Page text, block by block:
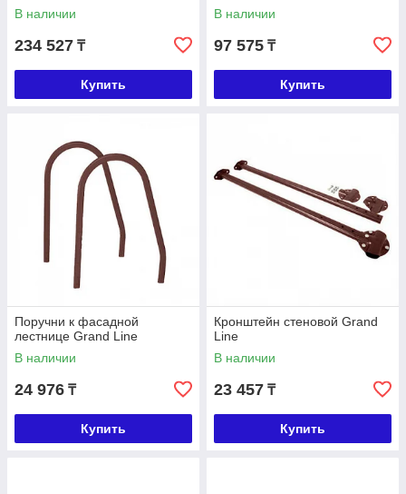
В наличии
234 527 ₸
Купить
В наличии
97 575 ₸
Купить
Поручни к фасадной
лестнице Grand Line
В наличии
24 976 ₸
Купить
Кронштейн стеновой Grand
Line
В наличии
23 457 ₸
Купить